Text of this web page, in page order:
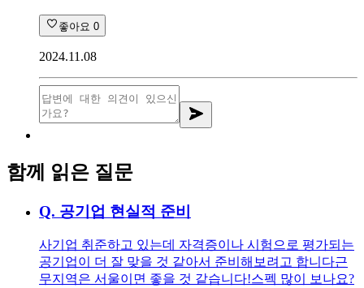
좋아요 0
2024.11.08
함께 읽은 질문
Q. 공기업 현실적 준비
사기업 취준하고 있는데 자격증이나 시험으로 평가되는
공기업이 더 잘 맞을 것 같아서 준비해보려고 합니다 ​​ 근
무지역은 서울이면 좋을 것 같습니다! ​ 스펙 많이 보나요?